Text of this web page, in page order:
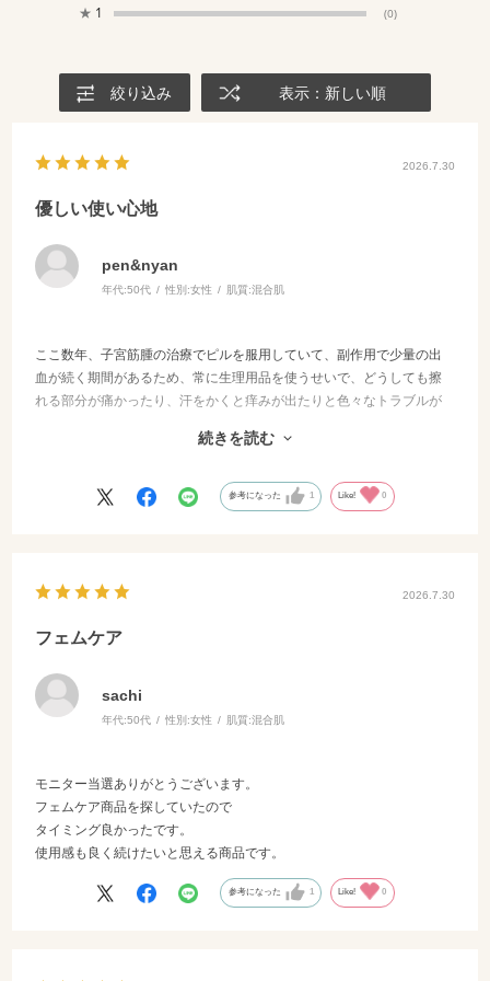
★ 1 (0)
絞り込み 表示：新しい順
2026.7.30
優しい使い心地
pen&nyan
年代:50代 性別:女性 肌質:混合肌
ここ数年、子宮筋腫の治療でピルを服用していて、副作用で少量の出
血が続く期間があるため、常に生理用品を使うせいで、どうしても擦
れる部分が痛かったり、汗をかくと痒みが出たりと色々なトラブルが
価格なため続かず、どうしたものかと思っていた時に、化粧品が好き
使い始めてまだそれほど経ってはいませんが、肌トラブルの多いこの
ど塗っている感じはほとんどないところが気に入っています。
続きを読む
参考になった 1 Like! 0
2026.7.30
フェムケア
sachi
年代:50代 性別:女性 肌質:混合肌
モニター当選ありがとうございます。
フェムケア商品を探していたので
タイミング良かったです。
使用感も良く続けたいと思える商品です。
参考になった 1 Like! 0